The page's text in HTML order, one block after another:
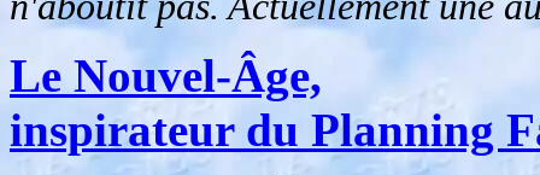
Le Nouvel-Âge,
inspirateur du Planning